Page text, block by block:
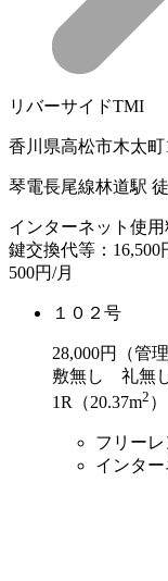
リバーサイドTMI
香川県高松市木太町
琴電長尾線林道駅
インターネット使
鍵交換代等：
500円/月
１０２号
28,000円（管
敷無し 礼無
1R（20.37m2 ）
フリーレ
インタ